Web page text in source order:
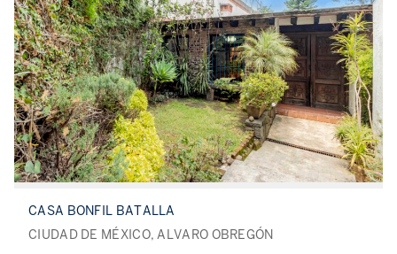
CASA BONFIL BATALLA
CIUDAD DE MÉXICO, ALVARO OBREGÓN